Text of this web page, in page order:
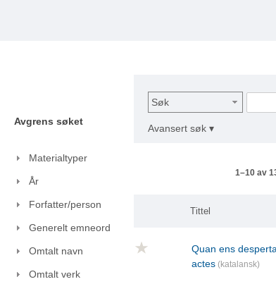
Avgrens søket
Materialtyper
År
Forfatter/person
Generelt emneord
Omtalt navn
Omtalt verk
Søk
Avansert søk ▾
1–10 av
Tittel
Quan ens
actes (katalansk)